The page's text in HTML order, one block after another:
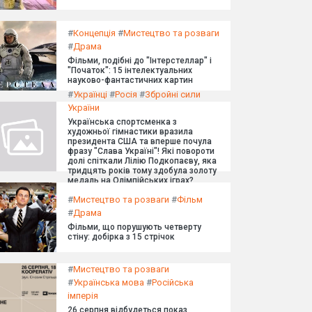
#Концепція #Мистецтво та розваги
#Драма
Фільми, подібні до "Інтерстеллар" і
"Початок": 15 інтелектуальних
науково-фантастичних картин
#Українці #Росія #Збройні сили
України
Українська спортсменка з
художньої гімнастики вразила
президента США та вперше почула
фразу "Слава Україні"! Які повороти
долі спіткали Лілію Подкопаєву, яка
тридцять років тому здобула золоту
медаль на Олімпійських іграх?
#Мистецтво та розваги #Фільм
#Драма
Фільми, що порушують четверту
стіну: добірка з 15 стрічок
#Мистецтво та розваги
#Українська мова #Російська
імперія
26 серпня відбудеться показ